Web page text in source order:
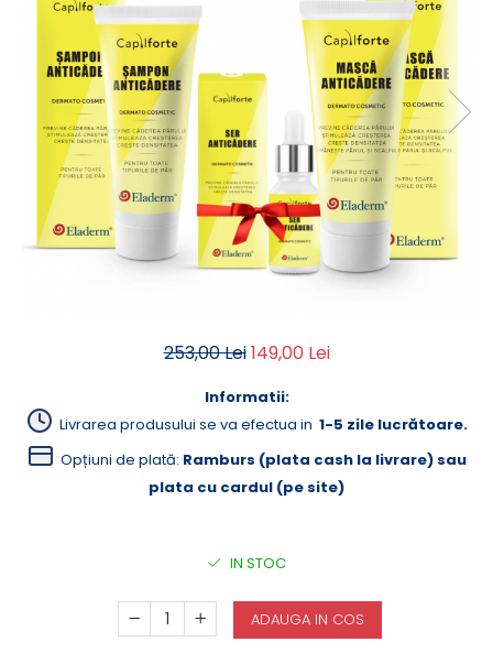
Creme Emoliente
Creme cu Uree
Produse pentru pete pigmentare
Evidence skincare
Pachete
253,00 Lei149,00 Lei
Informatii:
Livrarea produsului se va efectua in 1-5 zile lucrătoare.
Opțiuni de plată: Ramburs (plata cash la livrare) sau
plata cu cardul (pe site)
IN STOC
ADAUGA IN COS